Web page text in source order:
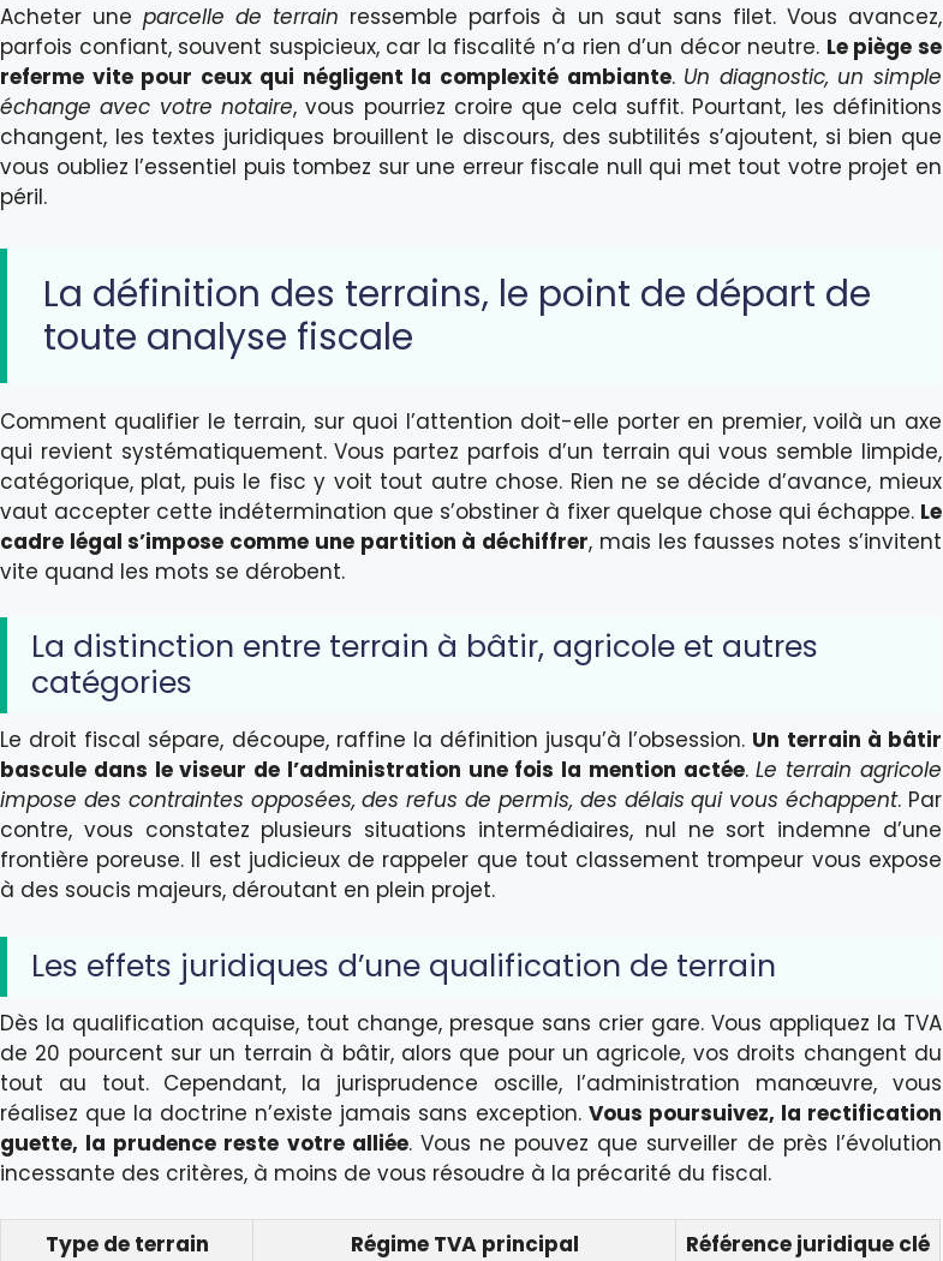
Acheter uneparcelle de terrain ressemble parfois à un saut sans filet. Vous avancez,
parfois confiant, souvent suspicieux, car la fiscalité n’a rien d’un décor neutre. Le piège se
referme vite pour ceux qui négligent la complexité ambiante. Un diagnostic, un simple
échange avec votre notaire, vous pourriez croire que cela suffit. Pourtant, les définitions
changent, les textes juridiques brouillent le discours, des subtilités s’ajoutent, si bien que
vous oubliez l’essentiel puis tombez sur une erreur fiscale null qui met tout votre projet en
péril.
La définition des terrains, le point de départ de
toute analyse fiscale
Comment qualifier le terrain, sur quoi l’attention doit-elle porter en premier, voilà un axe
qui revient systématiquement. Vous partez parfois d’un terrain qui vous semble limpide,
catégorique, plat, puis le fisc y voit tout autre chose. Rien ne se décide d’avance, mieux
vaut accepter cette indétermination que s’obstiner à fixer quelque chose qui échappe. Le
cadre légal s’impose comme une partition à déchiffrer, mais les fausses notes s’invitent
vite quand les mots se dérobent.
La distinction entre terrain à bâtir, agricole et autres
catégories
Le droit fiscal sépare, découpe, raffine la définition jusqu’à l’obsession. Un terrain à bâtir
bascule dans le viseur de l’administration une fois la mention actée.Le terrain agricole
impose des contraintes opposées, des refus de permis, des délais qui vous échappent. Par
contre, vous constatez plusieurs situations intermédiaires, nul ne sort indemne d’une
frontière poreuse. Il est judicieux de rappeler que tout classement trompeur vous expose
à des soucis majeurs, déroutant en plein projet.
Les effets juridiques d’une qualification de terrain
Dès la qualification acquise, tout change, presque sans crier gare. Vous appliquez la TVA
de 20 pourcent sur un terrain à bâtir, alors que pour un agricole, vos droits changent du
tout au tout. Cependant, la jurisprudence oscille, l’administration manœuvre, vous
réalisez que la doctrine n’existe jamais sans exception. Vous poursuivez, la rectification
guette, la prudence reste votre alliée. Vous ne pouvez que surveiller de près l’évolution
incessante des critères, à moins de vous résoudre à la précarité du fiscal.
Type de terrain Régime TVA principal
Référence juridique clé